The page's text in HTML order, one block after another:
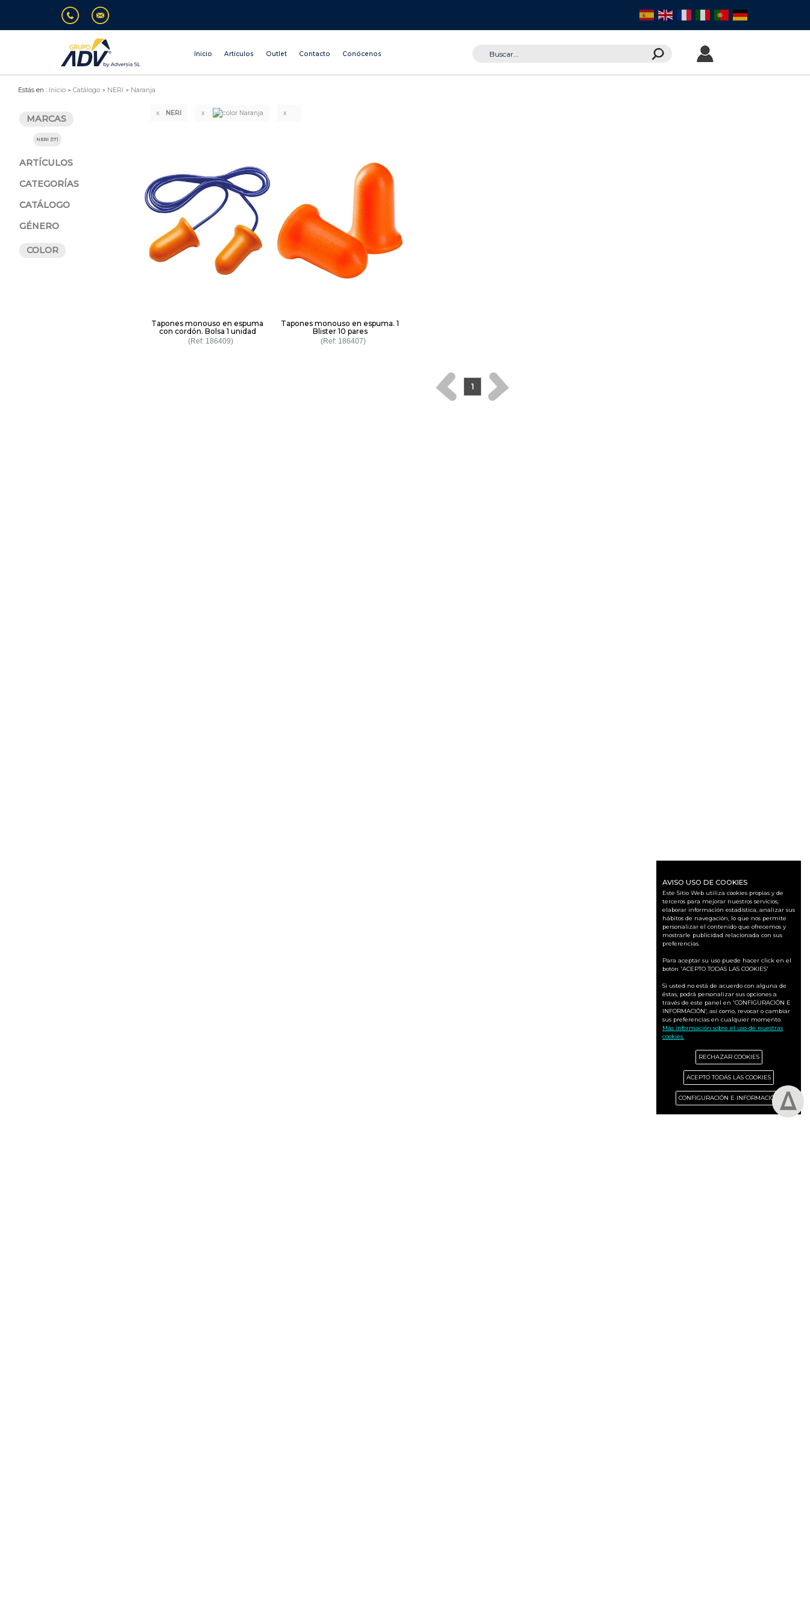
Inicio Artículos Outlet Contacto Conócenos
Estás en : Inicio Catálogo NERI Naranja
MARCAS
NERI (17)
ARTÍCULOS
CATEGORÍAS
CATÁLOGO
GÉNERO
COLOR
NERI
Tapones monouso en espuma
con cordón. Bolsa 1 unidad
186409
Tapones monouso en espuma. 1
Blister 10 pares
186407
1
AVISO USO DE COOKIES
Este Sitio Web utiliza cookies propias y de
terceros para mejorar nuestros servicios,
elaborar información estadística, analizar sus
hábitos de navegación, lo que nos permite
personalizar el contenido que ofrecemos y
mostrarle publicidad relacionada con sus
preferencias.
Para aceptar su uso puede hacer click en el
botón 'ACEPTO TODAS LAS COOKIES'
Si usted no está de acuerdo con alguna de
éstas, podrá personalizar sus opciones a
través de este panel en 'CONFIGURACIÓN E
INFORMACIÓN', así como, revocar o cambiar
sus preferencias en cualquier momento.
Más información sobre el uso de nuestras
cookies.
RECHAZAR COOKIES
ACEPTO TODAS LAS COOKIES
CONFIGURACIÓN E INFORMACIÓN